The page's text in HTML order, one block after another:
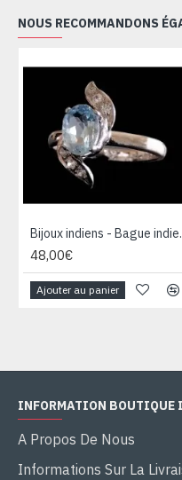
NOUS RECOMMANDONS
Bijoux
48,00€
Ajouter au panier
INFORMATION BOUTIQUE
A Propos De Nous
Informations Sur La